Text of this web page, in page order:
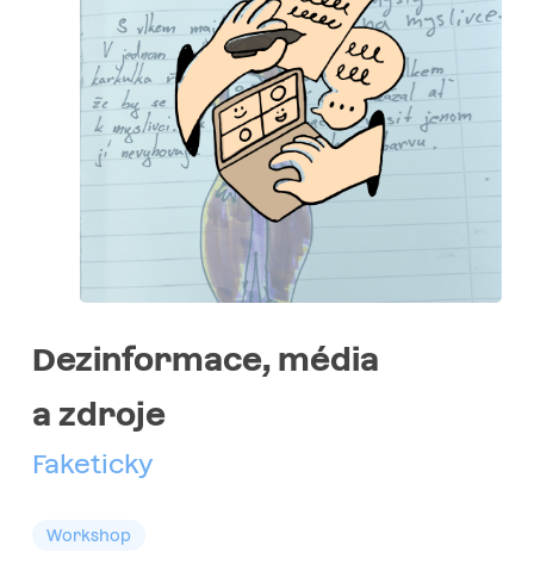
Dezinformace, média
a zdroje
Faketicky
Workshop